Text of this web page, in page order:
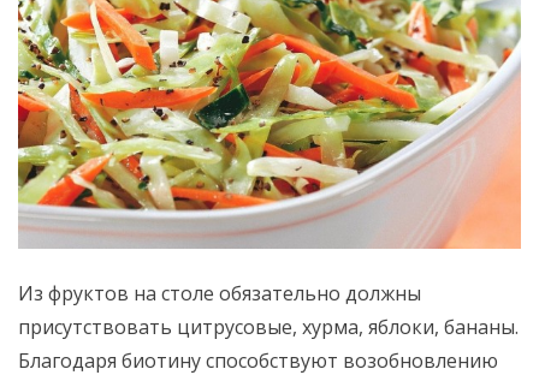
Из фруктов на столе обязательно должны
присутствовать цитрусовые, хурма, яблоки, бананы.
Благодаря биотину способствуют возобновлению